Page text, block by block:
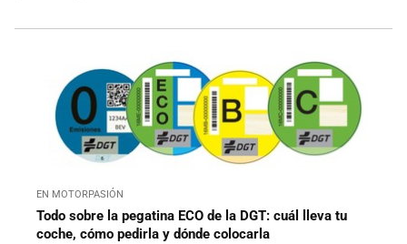
EN MOTORPASIÓN
Todo sobre la pegatina ECO de la DGT: cuál lleva tu
coche, cómo pedirla y dónde colocarla